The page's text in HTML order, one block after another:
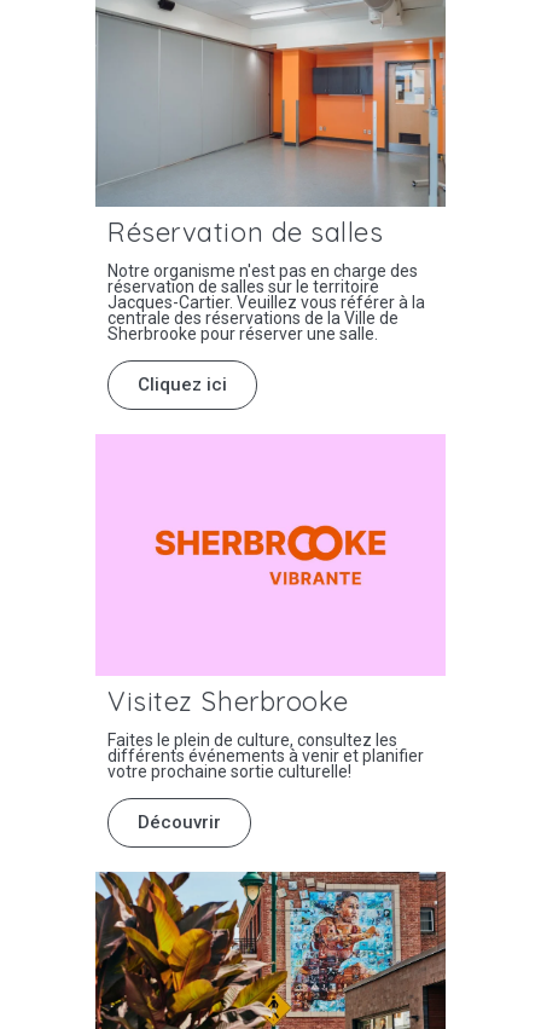
Réservation de salles
Notre organisme n'est pas en charge des
réservation de salles sur le territoire
Jacques-Cartier. Veuillez vous référer à la
centrale des réservations de la Ville de
Sherbrooke pour réserver une salle.
Cliquez ici
Visitez Sherbrooke
Faites le plein de culture, consultez les
différents événements à venir et planifier
votre prochaine sortie culturelle!
Découvrir